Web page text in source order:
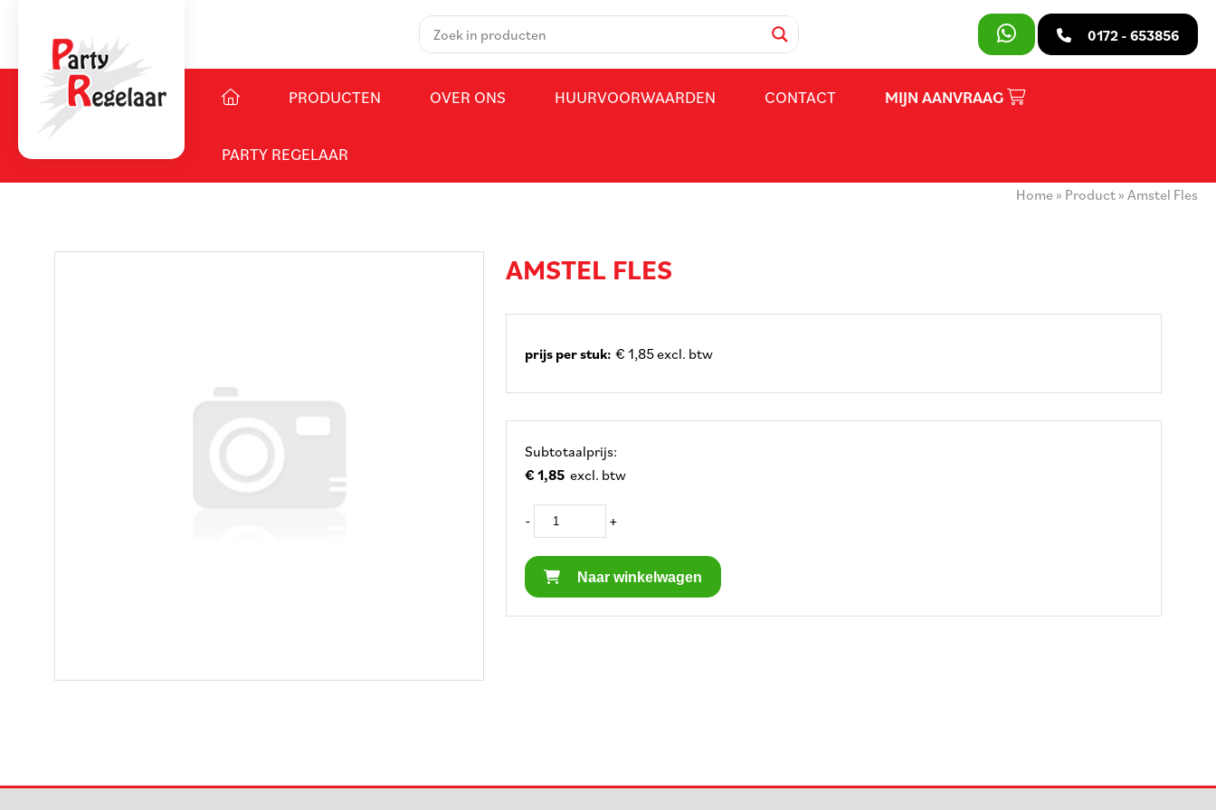
SLUITEN
0172 - 653856
PRODUCTEN OVER ONS HUURVOORWAARDEN CONTACT MIJN AANVRAAG
PARTY REGELAAR
Home » Product » Amstel Fles
AMSTEL FLES
prijs per stuk: € 1,85 excl. btw
Subtotaalprijs:
€ 1,85 excl. btw
- +
Naar winkelwagen